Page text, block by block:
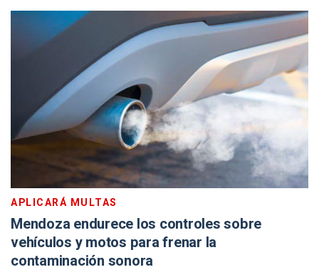
APLICARÁ MULTAS
Mendoza endurece los controles sobre
vehículos y motos para frenar la
contaminación sonora